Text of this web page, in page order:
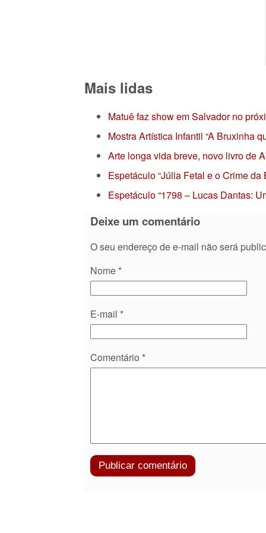
Mais lidas
Matuê faz show em Salvador no
Mostra Artística Infantil “A Bruxinha
Arte longa vida breve, novo livro de
Espetáculo “Júlia Fetal e o Crime
Espetáculo “1798 – Lucas Dantas:
Deixe um comentário
O seu endereço de e-mail não será
Nome *
E-mail *
Comentário *